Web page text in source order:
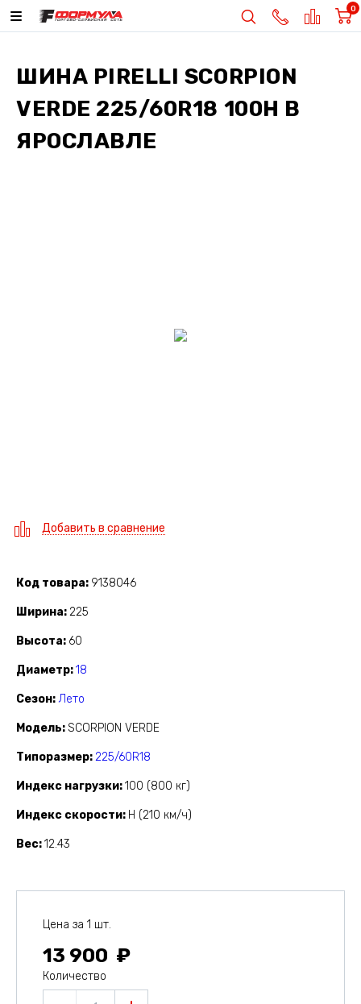
0
ШИНА PIRELLI SCORPION
VERDE 225/60R18 100H В
ЯРОСЛАВЛЕ
Добавить в сравнение
Код товара 9138046
Ширина 225
Высота 60
Диаметр 18
Сезон Лето
Модель SCORPION VERDE
Типоразмер 225/60R18
Индекс нагрузки 100 (800 кг)
Индекс скорости H (210 км/ч)
Вес 12.43
Цена за 1 шт.
13 900
Количество